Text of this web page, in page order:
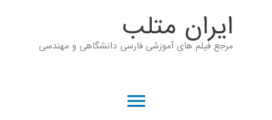
ايران متلب
مرجع فیلم های آموزشی فارسی دانشگاهی و مهندسی
فهرست